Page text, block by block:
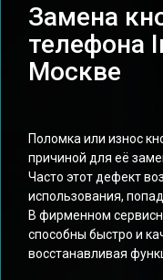
Замена
телефона
Москве
Поломка или износ
причиной для её
Часто этот дефект
использования,
В фирменном
способны быстро и
восстанавливая